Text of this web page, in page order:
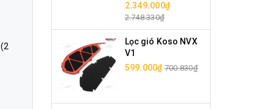
2.349.000₫
2.748.330₫
Lọc gió Koso NVX
V1
599.000₫ 700.830₫